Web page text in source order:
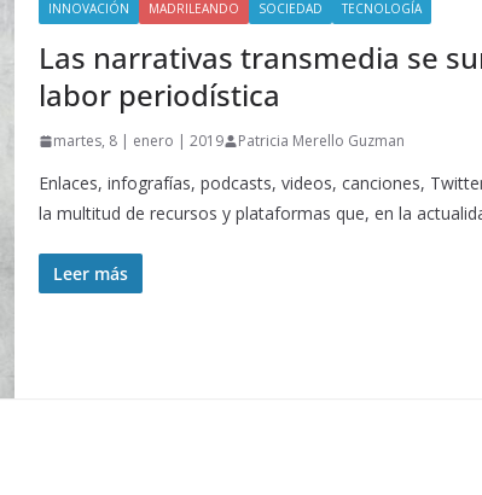
INNOVACIÓN MADRILEANDO SOCIEDAD TECNOLOGÍA
Las narrativas transmedia se
labor periodística
martes, 8 | enero | 2019 Patricia Merello Guzman
Enlaces, infografías, podcasts, videos, canciones,
la multitud de recursos y plataformas que, en la
Leer más